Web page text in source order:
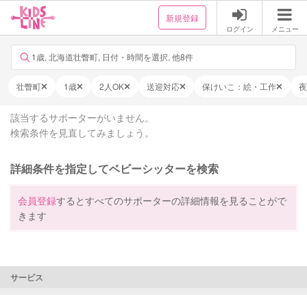
新規登録
ログイン メニュー
1歳, 北海道壮瞥町, 日付・時間を選択, 他8件
壮瞥町 1歳 2人OK 送迎対応 保けいこ：絵・工作
該当するサポーターがいません。
検索条件を見直してみましょう。
詳細条件を指定してベビーシッターを検索
会員登録するとすべてのサポーターの詳細情報を見ることがで
きます
サービス